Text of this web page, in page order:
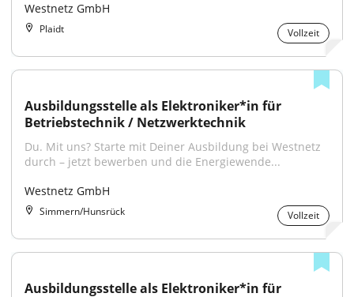
Westnetz GmbH
Plaidt Vollzeit
Ausbildungsstelle als Elektroniker*in für
Betriebstechnik / Netzwerktechnik
Du. Mit uns? Starte mit Deiner Ausbildung bei Westnetz
durch – jetzt bewerben und die Energiewende...
Westnetz GmbH
Simmern/Hunsrück Vollzeit
Ausbildungsstelle als Elektroniker*in für